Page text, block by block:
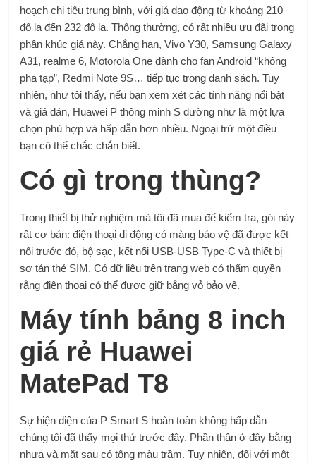
hoạch chi tiêu trung bình, với giá dao động từ khoảng 210
đô la đến 232 đô la. Thông thường, có rất nhiều ưu đãi trong
phân khúc giá này. Chẳng hạn, Vivo Y30, Samsung Galaxy
A31, realme 6, Motorola One dành cho fan Android “không
pha tạp”, Redmi Note 9S… tiếp tục trong danh sách. Tuy
nhiên, như tôi thấy, nếu bạn xem xét các tính năng nổi bật
và giá dán, Huawei P thông minh S dường như là một lựa
chọn phù hợp và hấp dẫn hơn nhiều. Ngoại trừ một điều
bạn có thể chắc chắn biết.
Có gì trong thùng?
Trong thiết bị thử nghiệm mà tôi đã mua để kiểm tra, gói này
rất cơ bản: điện thoại di động có màng bảo vệ đã được kết
nối trước đó, bộ sạc, kết nối USB-USB Type-C và thiết bị
sơ tán thẻ SIM. Có dữ liệu trên trang web có thẩm quyền
rằng điện thoại có thể được giữ bằng vỏ bảo vệ.
Máy tính bảng 8 inch
giá rẻ Huawei
MatePad T8
Sự hiện diện của P Smart S hoàn toàn không hấp dẫn –
chúng tôi đã thấy mọi thứ trước đây. Phần thân ở đây bằng
nhựa và mặt sau có tông màu trầm. Tuy nhiên, đối với một